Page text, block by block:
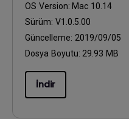
OS Version: Mac 10.14
Sürüm: V1.0.5.00
Güncelleme: 2019/09/05
Dosya Boyutu: 29.93 MB
İndir